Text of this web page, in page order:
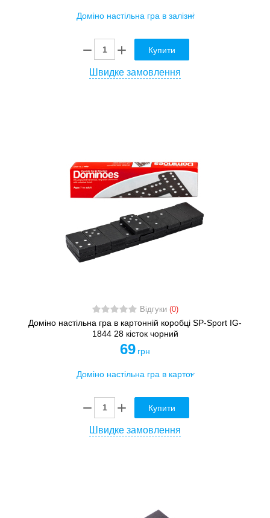
Купити
Швидке замовлення
Відгуки (0)
Доміно настільна гра в картонній коробці SP-Sport IG-
1844 28 кісток чорний
69 грн
Купити
Швидке замовлення